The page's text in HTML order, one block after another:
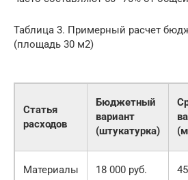
Таблица 3. Примерный расчет
(площадь 30 м2)
Статья
расходов
Бюджетный
вариант
(штукатурка)
Материалы 18 000 руб.